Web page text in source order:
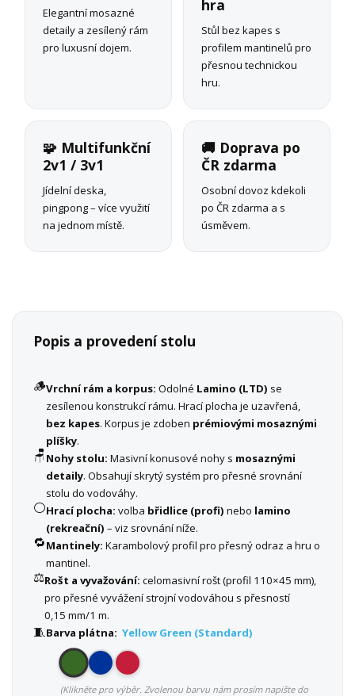
Elegantní mosazné
detaily a zesílený rám
pro luxusní dojem.
hra
Stůl bez kapes s
profilem mantinelů pro
přesnou technickou
hru.
🧩 Multifunkční
2v1 / 3v1
Jídelní deska,
pingpong – více využití
na jednom místě.
🚚 Doprava po
ČR zdarma
Osobní dovoz kdekoli
po ČR zdarma a s
úsměvem.
Popis a provedení stolu
🪵Vrchní rám a korpus: Odolné Lamino (LTD) se
zesílenou konstrukcí rámu. Hrací plocha je uzavřená,
bez kapes. Korpus je zdoben prémiovými mosaznými
plíšky.
🪑 Nohy stolu: Masivní konusové nohy s mosaznými
detaily. Obsahují skrytý systém pro přesné srovnání
stolu do vodováhy.
⚪Hrací plocha: volba břidlice (profi) nebo lamino
(rekreační) – viz srovnání níže.
🔁Mantinely: Karambolový profil pro přesný odraz a hru o
mantinel.
⚖️Rošt a vyvažování: celomasivní rošt (profil 110×45 mm),
pro přesné vyvážení strojní vodováhou s přesností
0,15 mm/1 m.
🧵Barva plátna: Yellow Green (Standard)
(Klikněte pro výběr. Zvolenou barvu nám prosím napište do